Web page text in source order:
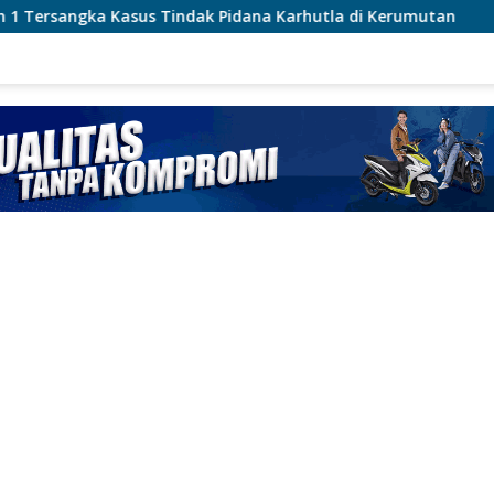
Pidana Karhutla di Kerumutan Polsek Karawaci